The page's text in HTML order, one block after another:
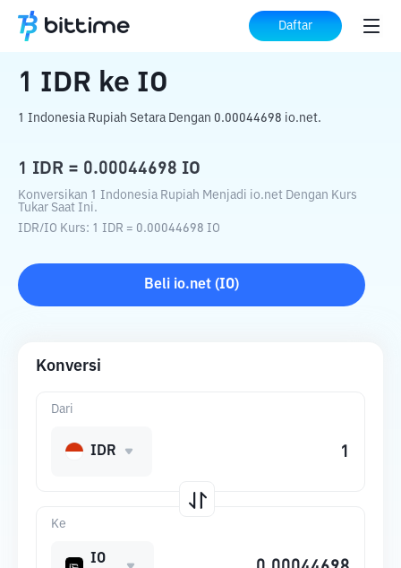
Daftar
Beranda Konverter Kripto ke
1 IDR ke IO
1 Indonesia Rupiah Setara Dengan 0.00044698 io.net.
1 IDR = 0.00044698 IO
Konversikan 1 Indonesia Rupiah Menjadi io.net Dengan Kurs
Tukar Saat Ini.
IDR/IO Kurs: 1 IDR = 0.00044698 IO
Beli io.net (IO)
Konversi
Ke
IO
Dari
IDR